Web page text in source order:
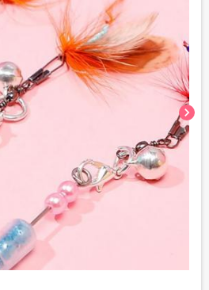
chevron_right